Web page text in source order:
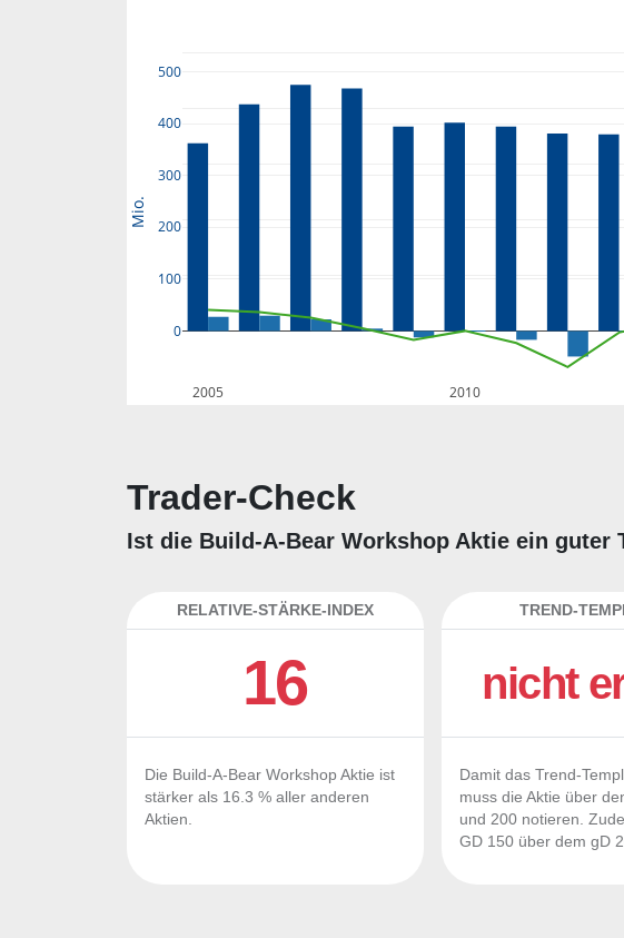
2005 2010
0
100
200
300
400
500
Mio.
Trader-Check
Ist die Build-A-Bear Workshop Aktie ein
RELATIVE-STÄRKE-INDEX
16
Die Build-A-Bear Workshop Aktie ist
stärker als 16.3 % aller anderen
Aktien.
TREND-
nicht
Damit das Trend-
muss die Aktie über
und 200 notieren.
GD 150 über dem gD